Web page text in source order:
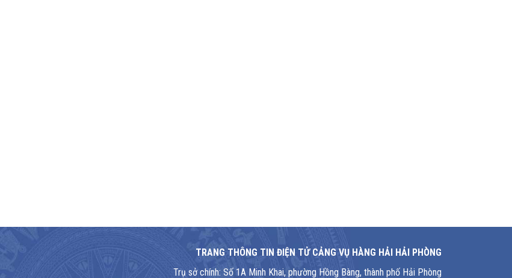
TRANG THÔNG TIN ĐIỆN TỬ CẢNG VỤ HÀNG HẢI HẢI PHÒNG
Trụ sở chính: Số 1A Minh Khai, phường Hồng Bàng, thành phố Hải Phòng